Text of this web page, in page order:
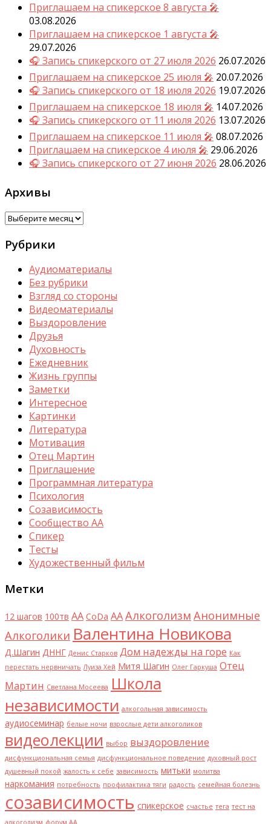
Приглашаем на спикерское 8 августа 🎤
03.08.2026
Приглашаем на спикерское 1 августа 🎤
29.07.2026
🎧 Запись спикерского от 27 июля 2026 26.07.2026
Приглашаем на спикерское 25 июля 🎤 20.07.2026
🎧 Запись спикерского от 18 июля 2026 19.07.2026
Приглашаем на спикерское 18 июля 🎤 14.07.2026
🎧 Запись спикерского от 11 июля 2026 13.07.2026
Приглашаем на спикерское 11 июля 🎤 08.07.2026
Приглашаем на спикерское 4 июля 🎤 29.06.2026
🎧 Запись спикерского от 27 июня 2026 28.06.2026
Архивы
Архивы
Рубрики
Аудиоматериалы
Без рубрики
Взгляд со стороны
Видеоматериалы
Выздоровление
Друзья
Духовность
Ежедневник
Жизнь группы
Заметки
Интересное
Картинки
Литература
Мотивация
Отец Мартин
Приглашение
Программная литература
Психология
Созависимость
Сообщество АА
Спикер
Тесты
Художественный фильм
Метки
12 шагов 100тв AA CoDa АААлкоголизм Анонимные
Алкоголики Валентина Новикова
Д.Шагин ДННГ Денис Старков Дом надежды на горе Как
перестать нервничать Луиза Хей Митя Шагин Олег Гаркуша Отец
Мартин Светлана Мосеева Школа
независимости алкогольная зависимость
аудиосеминар белые ночи взрослые дети алкоголиков
видеолекции выбор выздоровление
дисфункциональная семья дисфункциональное поведение духовный рост
душевный покой жалость к себе зависимость митьки молитва
наркомания потребность профилактика тяги радость семейная болезнь
созависимость спикерское счастье тега тест на
алкоголизм форум АА